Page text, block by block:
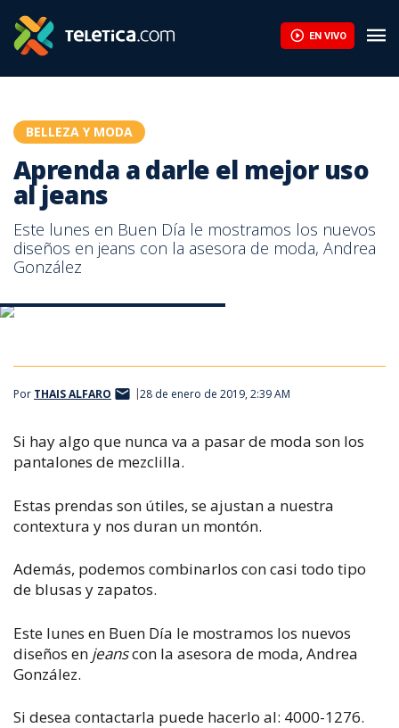
EN VIVO
BELLEZA Y MODA
Aprenda a darle el mejor uso
al jeans
Este lunes en Buen Día le mostramos los nuevos
diseños en jeans con la asesora de moda, Andrea
González
Por THAIS ALFARO 28 de enero de 2019, 2:39 AM
Si hay algo que nunca va a pasar de moda son los
pantalones de mezclilla.
Estas prendas son útiles, se ajustan a nuestra
contextura y nos duran un montón.
Además, podemos combinarlos con casi todo tipo
de blusas y zapatos.
Este lunes en Buen Día le mostramos los nuevos
diseños en jeanscon la asesora de moda, Andrea
González.
Si desea contactarla puede hacerlo al: 4000-1276.